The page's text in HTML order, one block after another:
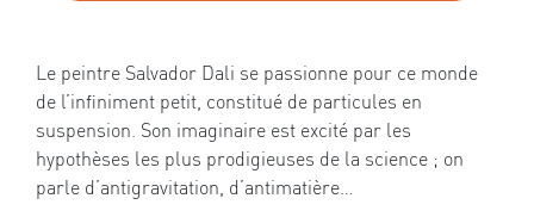
Le peintre Salvador Dali se passionne pour ce monde
de l’infiniment petit, constitué de particules en
suspension. Son imaginaire est excité par les
hypothèses les plus prodigieuses de la science ; on
parle d’antigravitation, d’antimatière…